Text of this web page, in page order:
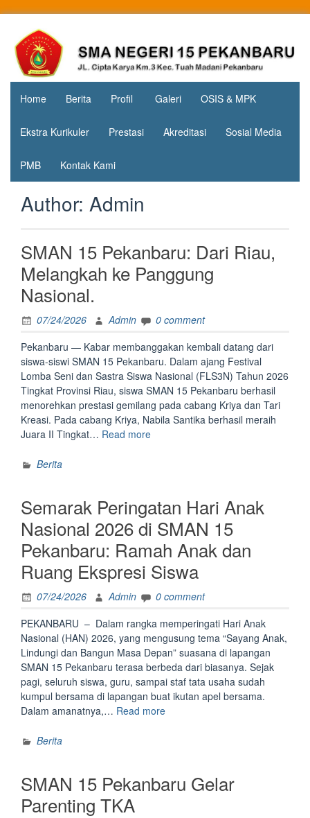
contentSMA
Negeri 15
Pekanbaru
Jl. Cipta
Karya
KM.3, Kec.
Tuah
Madani,
Home Berita Profil Galeri OSIS & MPK
Ekstra Kurikuler Prestasi Akreditasi Sosial Media
PMB Kontak Kami
Author: Admin
SMAN 15 Pekanbaru: Dari Riau,
Melangkah ke Panggung
Nasional.
07/24/2026 Admin
0 comment
Pekanbaru — Kabar membanggakan kembali datang dari
siswa-siswi SMAN 15 Pekanbaru. Dalam ajang Festival
Lomba Seni dan Sastra Siswa Nasional (FLS3N) Tahun 2026
Tingkat Provinsi Riau, siswa SMAN 15 Pekanbaru berhasil
menorehkan prestasi gemilang pada cabang Kriya dan Tari
Kreasi. Pada cabang Kriya, Nabila Santika berhasil meraih
Juara II Tingkat… Read more“SMAN
Melangkah
ke
Panggung
Nasional.”
Berita
Semarak Peringatan Hari Anak
Nasional 2026 di SMAN 15
Pekanbaru: Ramah Anak dan
Ruang Ekspresi Siswa
07/24/2026 Admin
0 comment
PEKANBARU – Dalam rangka memperingati Hari Anak
Nasional (HAN) 2026, yang mengusung tema “Sayang Anak,
Lindungi dan Bangun Masa Depan” suasana di lapangan
SMAN 15 Pekanbaru terasa berbeda dari biasanya. Sejak
pagi, seluruh siswa, guru, sampai staf tata usaha sudah
kumpul bersama di lapangan buat ikutan apel bersama.
Dalam amanatnya,… Read more“Semarak
2026
Berita
SMAN 15 Pekanbaru Gelar
Parenting TKA